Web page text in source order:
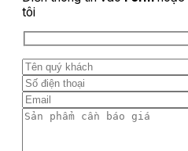
tôi